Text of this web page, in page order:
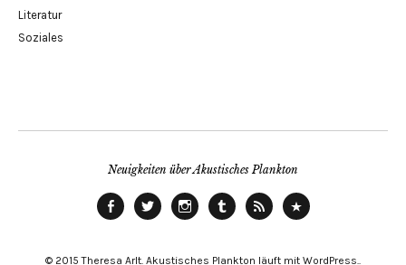
Literatur
Soziales
Neuigkeiten über Akustisches Plankton
© 2015 Theresa Arlt. Akustisches Plankton läuft mit WordPress.